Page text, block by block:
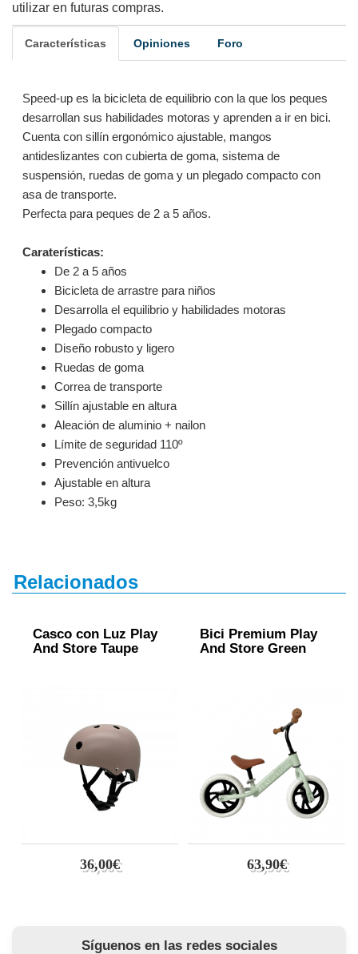
utilizar en futuras compras.
Características Opiniones Foro
Speed-up es la bicicleta de equilibrio con la que los peques
desarrollan sus habilidades motoras y aprenden a ir en bici.
Cuenta con sillín ergonómico ajustable, mangos
antideslizantes con cubierta de goma, sistema de
suspensión, ruedas de goma y un plegado compacto con
asa de transporte.
Perfecta para peques de 2 a 5 años.
Caraterísticas:
De 2 a 5 años
Bicicleta de arrastre para niños
Desarrolla el equilibrio y habilidades motoras
Plegado compacto
Diseño robusto y ligero
Ruedas de goma
Correa de transporte
Sillín ajustable en altura
Aleación de aluminio + nailon
Límite de seguridad 110º
Prevención antivuelco
Ajustable en altura
Peso: 3,5kg
Relacionados
Casco con Luz Play
And Store Taupe
36,00€
Bici Premium Play
And Store Green
63,90€
Síguenos en las redes sociales